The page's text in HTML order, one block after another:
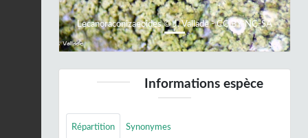
Lecanoraconizaeoides © J. Vallade - CC BY-NC-SA
Informations espèce
Répartition Synonymes